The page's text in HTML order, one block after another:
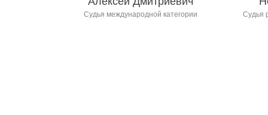
Судья международной категории Судья